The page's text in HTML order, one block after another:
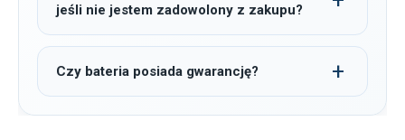
jeśli nie jestem zadowolony z zakupu?
Czy bateria posiada gwarancję?